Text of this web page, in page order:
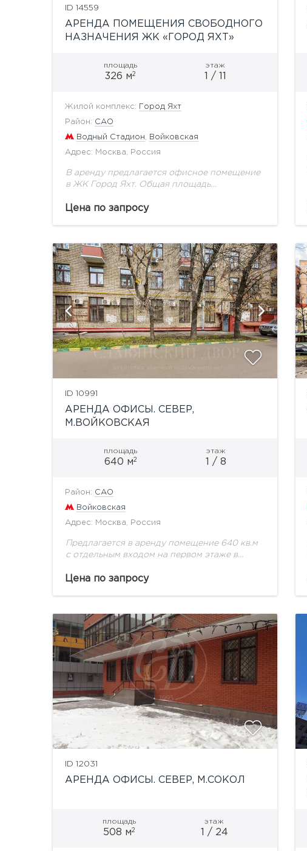
ID 14559
АРЕНДА ПОМЕЩЕНИЯ СВОБОДНОГО
НАЗНАЧЕНИЯ ЖК «ГОРОД ЯХТ»
площадь
326 м2
этаж
1 / 11
Жилой комплекс: Город Яхт
Район: САО
Водный Стадион Войковская
Адрес: Москва, Россия
В аренду предлагается офисное помещение
в ЖК Город Яхт. Общая площадь
помещение в одном этаже - первый этаж.
Цена по запросу
ID 10991
АРЕНДА ОФИСЫ. СЕВЕР,
М.ВОЙКОВСКАЯ
площадь
640 м2
этаж
1 / 8
Район: САО
Войковская
Адрес: Москва, Россия
Предлагается в аренду помещение 640 кв.м
с отдельным входом на первом этаже в
2,95 м подвал-78 кв.м ,высота потолка...
Цена по запросу
ID 12031
АРЕНДА ОФИСЫ. СЕВЕР, М.СОКОЛ
площадь
508 м2
этаж
1 / 24